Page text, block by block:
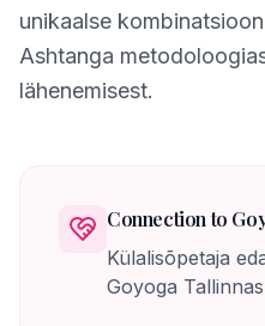
unikaalse
Ashtanga
lähenemisest.
Connection to
Külalisõpetaja
Goyoga